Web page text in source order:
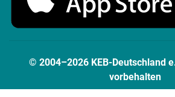
© 2004–2026 KEB-Deutschland
vorbehalten